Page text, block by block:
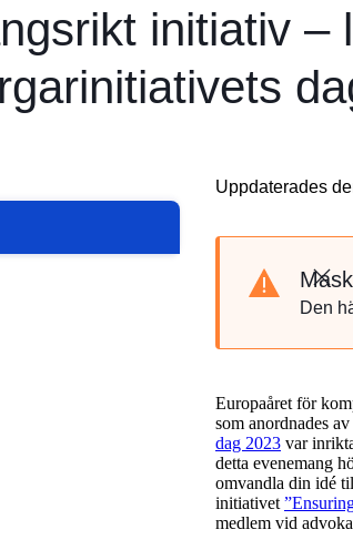
initiativ –
Uppdaterades
Den
Europaåret för
som anordnades
dag 2023 var
detta evenemang
omvandla din idé
initiativet
medlem vid